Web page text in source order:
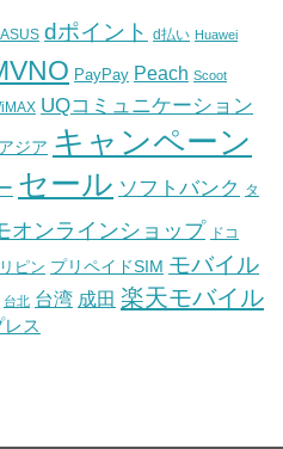
ASUS dポイント d払い Huawei
PayPay Peach Scoot
UQコミュニケーション
ジア キャンペーン
セール ソフトバンク タ
オンラインショップ ドコ
ピン プリペイドSIM モバイル
台北 台湾 成田 楽天モバイル
ス